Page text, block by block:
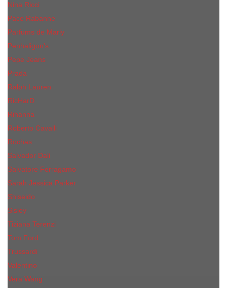
Nina Ricci
Paco Rabanne
Parfums de Marly
Penhaligon's
Pepe Jeans
Prada
Ralph Lauren
RicHarD
Rihanna
Roberto Cavalli
Rochas
Salvador Dali
Salvatore Ferragamo
Sarah Jessica Parker
Shiseido
Sisley
Tiziana Terenzi
Tom Ford
Trussardi
Valentino
Vera Wang